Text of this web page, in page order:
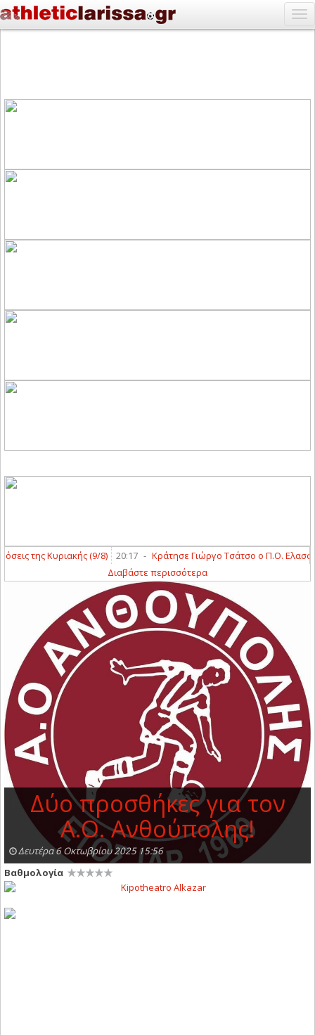
της Κυριακής (9/8) 20:17 - Κράτησε Γιώργο Τσάτσο ο Π.Ο. Ελασσόνας
Διαβάστε περισσότερα
Δύο προσθήκες για τον
Α.Ο. Ανθούπολης!
Δευτέρα 6 Οκτωβρίου 2025 15:56
Βαθμολογία